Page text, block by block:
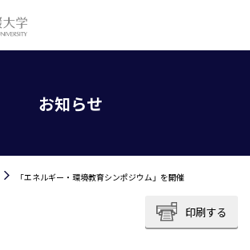
お知らせ
「エネルギー・環境教育シンポジウム」を開催
印刷する